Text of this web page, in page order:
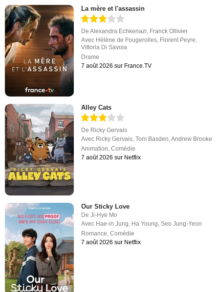
La mère et l'assassin
DeAlexandra Echkenazi Franck Ollivier
Avec Hélène de Fougerolles Florent Peyre
Vittoria Di Savoia
Drame
7 août 2026 sur France.TV
Alley Cats
De Ricky Gervais
Avec Ricky Gervais,Tom Basden,Andrew Brooke
Animation,Comédie
7 août 2026 sur Netflix
Our Sticky Love
DeJi-Hye Mo
Avec Hae-in Jung, Ha Young,Seo Jung-Yeon
Romance,Comédie
7 août 2026 sur Netflix